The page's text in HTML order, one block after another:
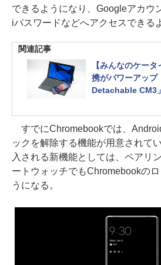
できるようになり、Googleアカウ
iパスワードなどへアクセスできる
関連記事
【みんなのケー
携がパワーアッ
Detachable CM3
ble CM3】
すでにChromebookでは、
ックを解除する機能が用意されて
入される新機能としては、ペアリ
ートウォッチでもChromebookの
うになる。